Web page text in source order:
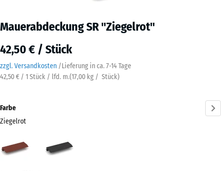
Mauerabdeckung SR "Ziegelrot"
42,50 € / Stück
zzgl. Versandkosten /Lieferung in ca. 7-14 Tage
42,50 € / 1 Stück / lfd. m.(17,00 kg / Stück)
Farbe
Ziegelrot
(active)